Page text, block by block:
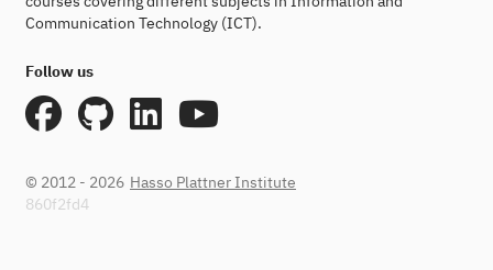
Communication Technology (ICT).
Follow us
© 2012 - 2026 Hasso Plattner Institute
860f2fd4